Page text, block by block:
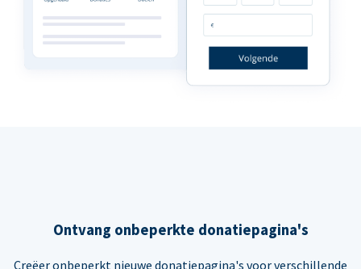
Ontvang onbeperkte donatiepagina's
Creëer onbeperkt nieuwe donatiepagina's voor verschillende